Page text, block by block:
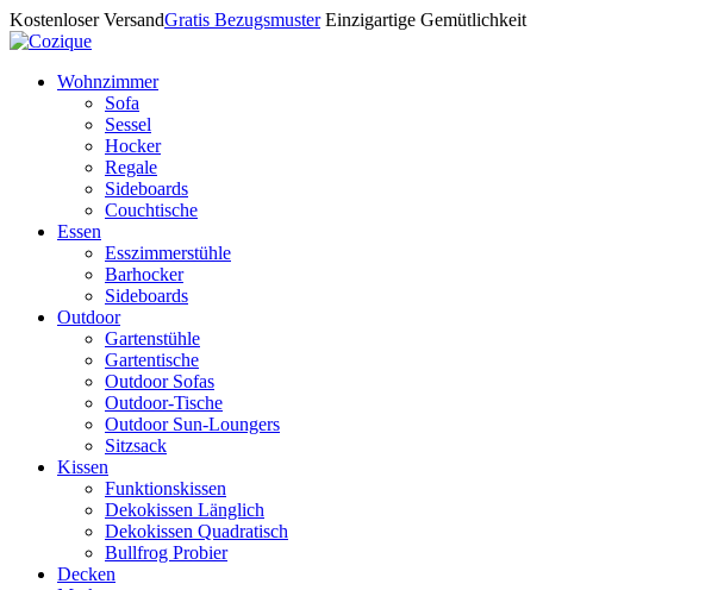
Kostenloser VersandGratis Bezugsmuster Einzigartige Gemütlichkeit
Wohnzimmer
Sofa
Sessel
Hocker
Regale
Sideboards
Couchtische
Essen
Esszimmerstühle
Barhocker
Sideboards
Outdoor
Gartenstühle
Gartentische
Outdoor Sofas
Outdoor-Tische
Outdoor Sun-Loungers
Sitzsack
Kissen
Funktionskissen
Dekokissen Länglich
Dekokissen Quadratisch
Bullfrog Probier
Decken